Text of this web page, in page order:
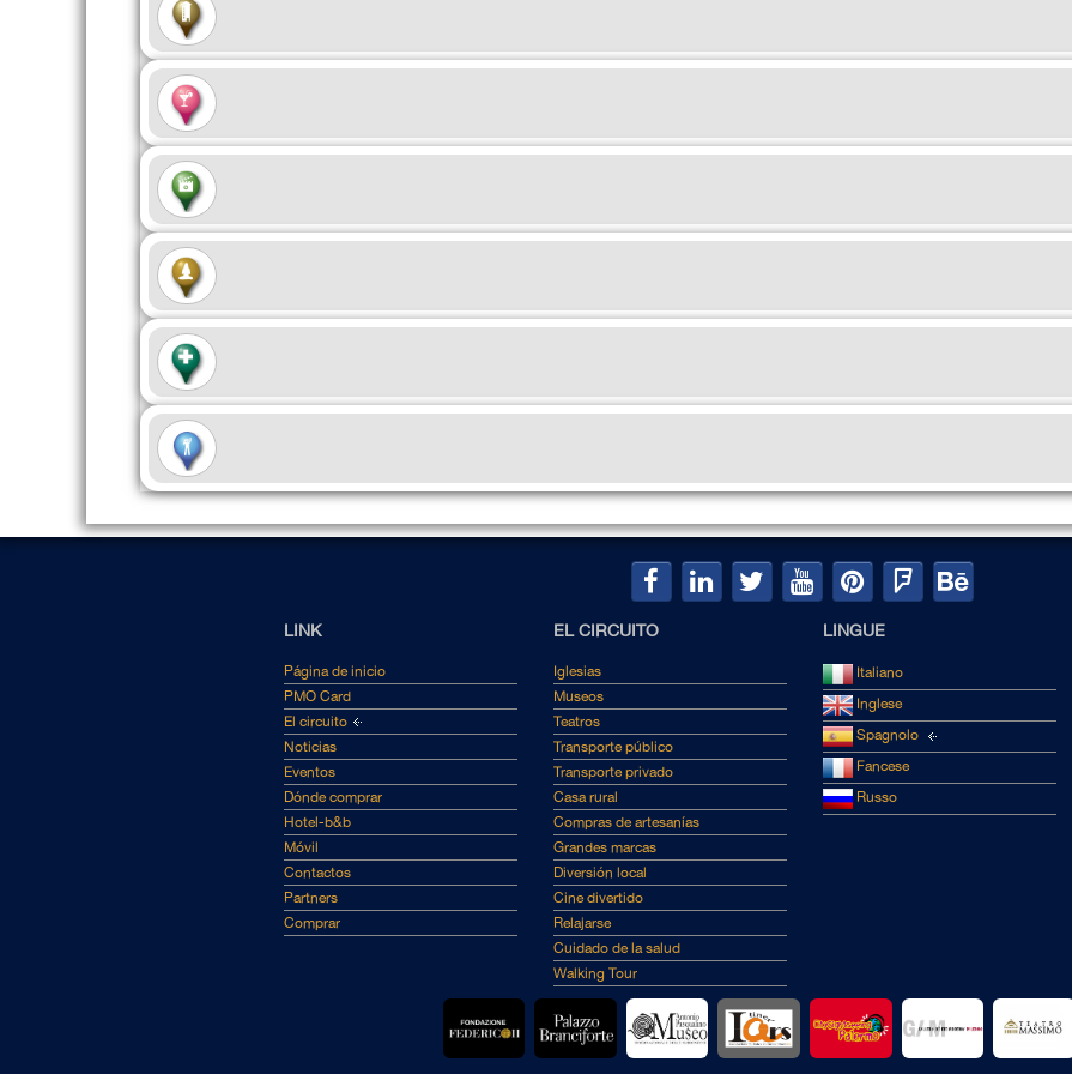
LINK
Página de inicio
PMO Card
El circuito
Noticias
Eventos
Dónde comprar
Hotel-b&b
Móvil
Contactos
Partners
Comprar
EL CIRCUITO
Iglesias
Museos
Teatros
Transporte público
Transporte privado
Casa rural
Compras de artesanías
Grandes marcas
Diversión local
Cine divertido
Relajarse
Cuidado de la salud
Walking Tour
LINGUE
Italiano
Inglese
Spagnolo
Fancese
Russo